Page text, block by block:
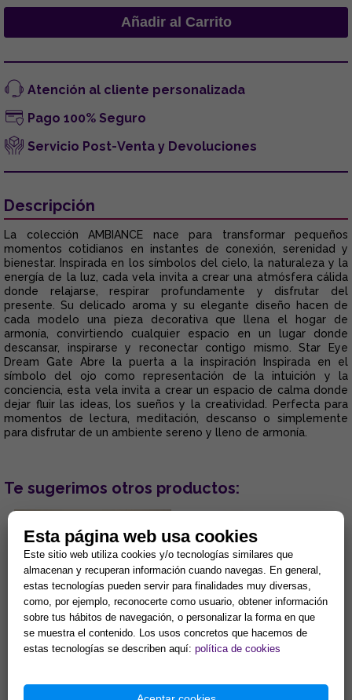
Atención al cliente personalizada
Pago 100% Seguro
Servicio Post-Venta y Devoluciones
Descripción
La colección AMBIANCE nace para transformar pequeños
momentos cotidianos en instantes de conexión, serenidad y
bienestar. Inspirada en los símbolos del cielo, la naturaleza y la
energía de la luz, cada vela invita a crear una atmósfera cálida
donde relajarse, respirar profundamente y disfrutar del
presente. Su delicado aroma y su elegante diseño hacen de
cada modelo una pieza decorativa que llena el hogar de
armonía, convirtiendo cualquier espacio en un lugar donde
descansar, inspirarse y reconectar contigo mismo. Star Eye
Dream Gate Abre la puerta a la inspiración Inspirada en el
símbolo del ojo como representación de la intuición y la
conciencia, esta vela invita a crear un espacio de calma donde
dejar fluir las ideas, los sueños y la creatividad. Perfecta para
momentos de lectura, meditación, descanso o simplemente
para disfrutar de un ambiente sereno y lleno de armonía.
Te sugerimos otros productos:
VELA PERFUMANTE DE MIEL,
20x2 CMS
el amor, la unión, el
VELON DE LOS 7 CHAKRAS
ESPECIAL (Para equilibrio
Esta página web usa cookies
Este sitio web utiliza cookies y/o tecnologías similares que
almacenan y recuperan información cuando navegas. En general,
estas tecnologías pueden servir para finalidades muy diversas,
como, por ejemplo, reconocerte como usuario, obtener información
sobre tus hábitos de navegación, o personalizar la forma en que
se muestra el contenido. Los usos concretos que hacemos de
estas tecnologías se describen aquí: política de cookies